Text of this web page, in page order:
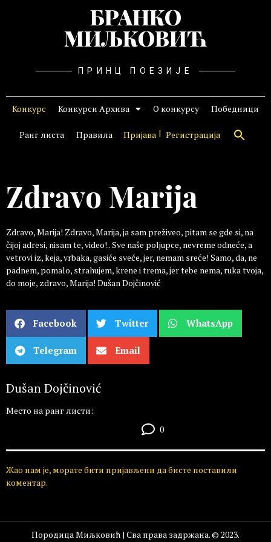
БРАНКО
МИЉКОВИЋ
ПРИНЦ ПОЕЗИЈЕ
Конкурс Конкурси Архива О конкурсу Победници
Ранг листа Правила Пријава Регистрација
Zdravo Marija
Zdravo, Marija! Zdravo, Marija, ja sam preživeo, pitam se gde si, na
čijoj adresi, nisam te, video!.. Sve naše poljupce, nevreme odneće, a
vetrovi iz, keja, vrbaka, gasiće sveće, jer, nemam sreće! Samo, da, ne
padnem, pomalo, strahujem, krene i trema, jer tebe nema, ruka tvoja,
do moje, zdravo, Marija! Dušan Dojčinović
Facebook Twitter WhatsApp
Telegram Email
Dušan Dojčinović
Место на ранг листи:
0
Жао нам је, морате бити пријављени да бисте поставили
коментар.
Породица Миљковић | Сва права задржана. © 2023.